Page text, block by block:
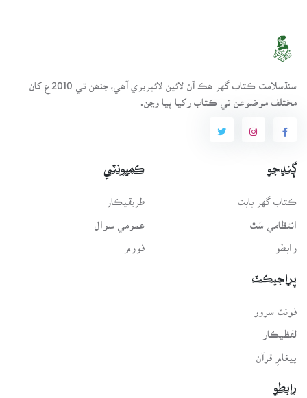
سنڌسلامت ڪتاب گهر ھڪ آن لائين لائبريري آھي، جنھن تي 2010ع کان
مختلف موضوعن تي ڪتاب رکيا پيا وڃن.
ڳنڍجو
ڪتاب گهر بابت
انتظامي سَٿ
رابطو
ڪميونٽي
طريقيڪار
عمومي سوال
فورم
پراجيڪٽ
لفظيڪار
پيغامِ قرآن
رابطو